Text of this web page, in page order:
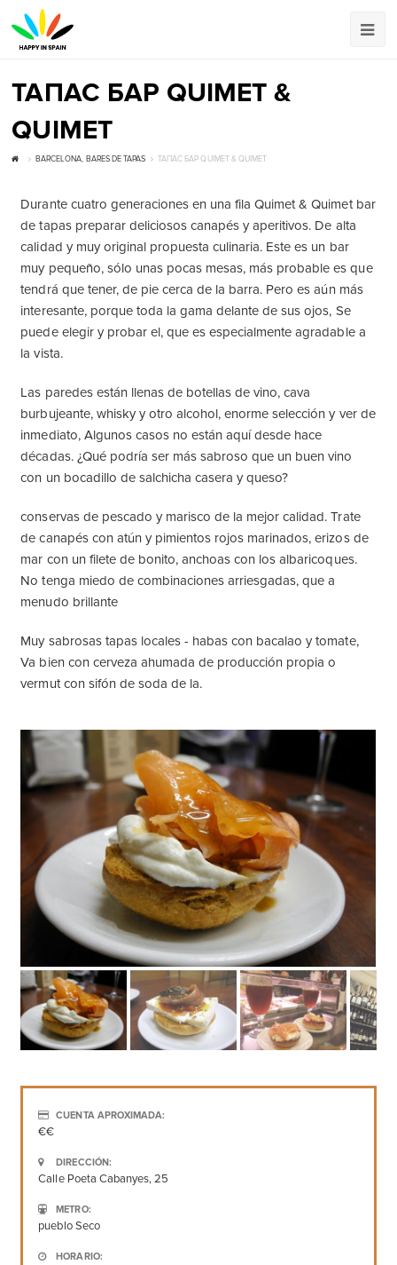
ТАПАС БАР QUIMET &
QUIMET
BARCELONA, ​​BARES DE TAPAS ТАПАС БАР QUIMET & QUIMET
Durante cuatro generaciones en una fila Quimet & Quimet bar
de tapas preparar deliciosos canapés y aperitivos. De alta
calidad y muy original propuesta culinaria. Este es un bar
muy pequeño, sólo unas pocas mesas, más probable es que
tendrá que tener, de pie cerca de la barra. Pero es aún más
interesante, porque toda la gama delante de sus ojos, Se
puede elegir y probar el, que es especialmente agradable a
la vista.
Las paredes están llenas de botellas de vino, cava
burbujeante, whisky y otro alcohol, enorme selección y ver de
inmediato, Algunos casos no están aquí desde hace
décadas. ¿Qué podría ser más sabroso que un buen vino
con un bocadillo de salchicha casera y queso?
conservas de pescado y marisco de la mejor calidad. Trate
de canapés con atún y pimientos rojos marinados, erizos de
mar con un filete de bonito, anchoas con los albaricoques.
No tenga miedo de combinaciones arriesgadas, que a
menudo brillante
Muy sabrosas tapas locales - habas con bacalao y tomate,
Va bien con cerveza ahumada de producción propia o
vermut con sifón de soda de la.
CUENTA APROXIMADA:
€€
DIRECCIÓN:
Calle Poeta Cabanyes, 25
METRO:
pueblo Seco
HORARIO: